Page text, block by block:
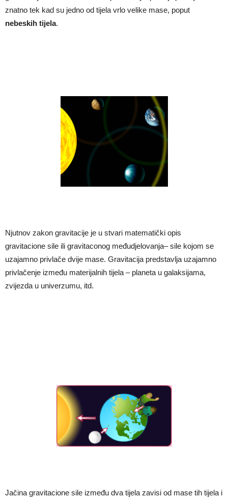
znatno tek kad su jedno od tijela vrlo velike mase, poput
nebeskih tijela.
Njutnov zakon gravitacije je u stvari matematički opis
gravitacione sile ili gravitaconog međudjelovanja– sile kojom se
uzajamno privlače dvije mase. Gravitacija predstavlja uzajamno
privlačenje između materijalnih tijela – planeta u galaksijama,
zvijezda u univerzumu, itd.
Jačina gravitacione sile između dva tijela zavisi od mase tih tijela i